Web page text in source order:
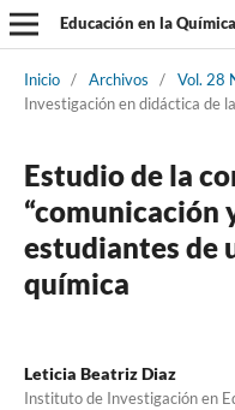
Educación en la Química
Inicio / Archivos / Vol. 28
Investigación en didáctica de
Estudio de la
“comunicación
estudiantes de
química
Leticia Beatriz Diaz
Instituto de Investigación en